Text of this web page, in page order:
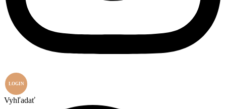
LOGIN
Vyhľadať